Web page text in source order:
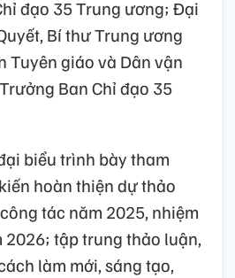
đạo 35 Trung ương; Đại
Bí thư Trung ương
Tuyên giáo và Dân vận
Ban Chỉ đạo 35
biểu trình bày tham
hoàn thiện dự thảo
tác năm 2025, nhiệm
tập trung thảo luận,
làm mới, sáng tạo,